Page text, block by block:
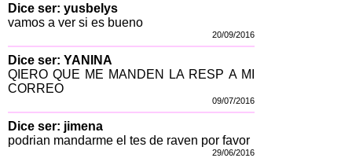
Dice ser: yusbelys
vamos a ver si es bueno
20/09/2016
Dice ser: YANINA
QIERO QUE ME MANDEN LA RESP A MI
CORREO
09/07/2016
Dice ser: jimena
podrian mandarme el tes de raven por favor
29/06/2016